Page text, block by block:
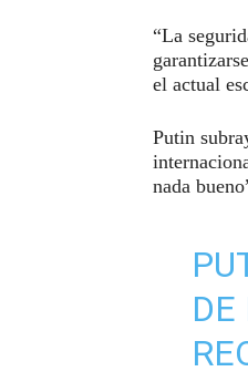
“La
el actual
Putin
nada